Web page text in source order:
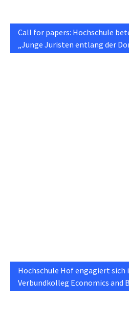
Call for papers: Hochschule
„Junge Juristen entlang der
Hochschule Hof engagiert sich
Verbundkolleg Economics and